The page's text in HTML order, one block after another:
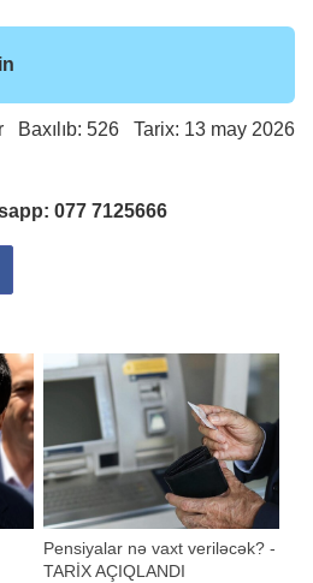
Baxılıb: 526 Tarix: 13 may 2026
077 7125666
Pensiyalar nə vaxt veriləcək? -
TARİX AÇIQLANDI